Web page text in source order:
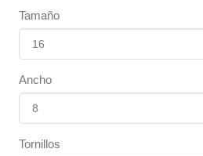
Tamaño
Ancho
Tornillos